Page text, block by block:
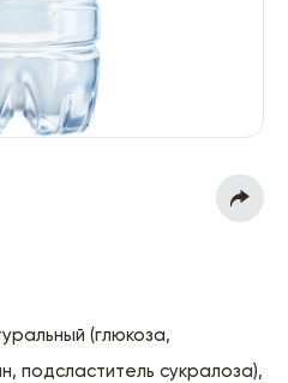
(глюкоза,
подсластитель сукралоза),